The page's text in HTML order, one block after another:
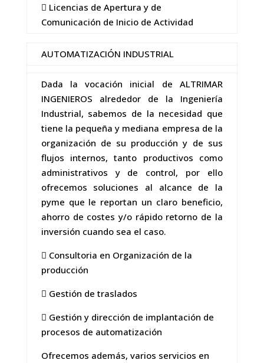
 Licencias de Apertura y de
Comunicación de Inicio de Actividad
AUTOMATIZACIÓN INDUSTRIAL
Dada la vocación inicial de ALTRIMAR
INGENIEROS alrededor de la Ingeniería
Industrial, sabemos de la necesidad que
tiene la pequeña y mediana empresa de la
organización de su producción y de sus
flujos internos, tanto productivos como
administrativos y de control, por ello
ofrecemos soluciones al alcance de la
pyme que le reportan un claro beneficio,
ahorro de costes y/o rápido retorno de la
inversión cuando sea el caso.
 Consultoria en Organización de la
producción
 Gestión de traslados
 Gestión y dirección de implantación de
procesos de automatización
Ofrecemos además, varios servicios en